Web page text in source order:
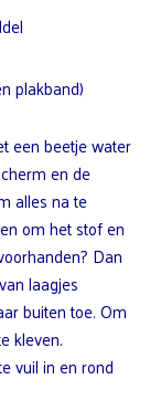
plakband)
een beetje water
en de
alles na te
om het stof en
Dan
laagjes
buiten toe. Om
kleven.
vuil in en rond